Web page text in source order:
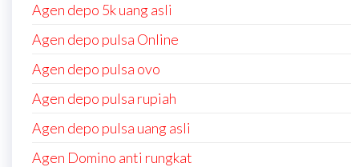
Agen depo 5k uang asli
Agen depo pulsa Online
Agen depo pulsa ovo
Agen depo pulsa rupiah
Agen depo pulsa uang asli
Agen Domino anti rungkat